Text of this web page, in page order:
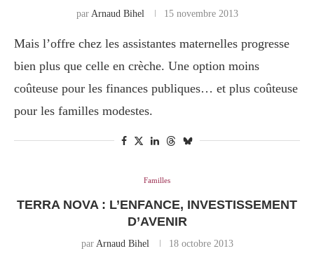
par Arnaud Bihel 15 novembre 2013
Mais l’offre chez les assistantes maternelles progresse
bien plus que celle en crèche. Une option moins
coûteuse pour les finances publiques… et plus coûteuse
pour les familles modestes.
Familles
TERRA NOVA : L’ENFANCE, INVESTISSEMENT
D’AVENIR
par Arnaud Bihel 18 octobre 2013